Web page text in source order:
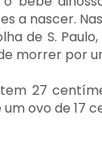
a nascer.
de S.
morrer por
tem 27
ovo de 17